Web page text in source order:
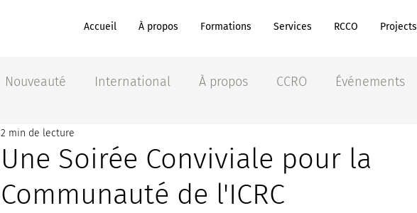
Accueil À propos Formations Services RCCO Projects
Nouveauté International À propos CCRO Événements
Une Soirée Conviviale pour la
Communauté de l'ICRC
2 min de lecture